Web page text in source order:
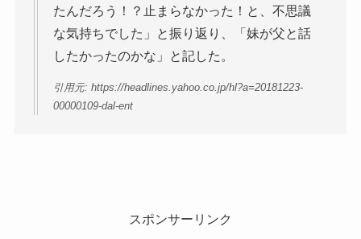
たんだろう！？止まらなかった！と、不思議
な気持ちでした」と振り返り、「妹が父と話
したかったのかな」と記した。
引用元: https://headlines.yahoo.co.jp/hl?a=20181223-
00000109-dal-ent
スポンサーリンク